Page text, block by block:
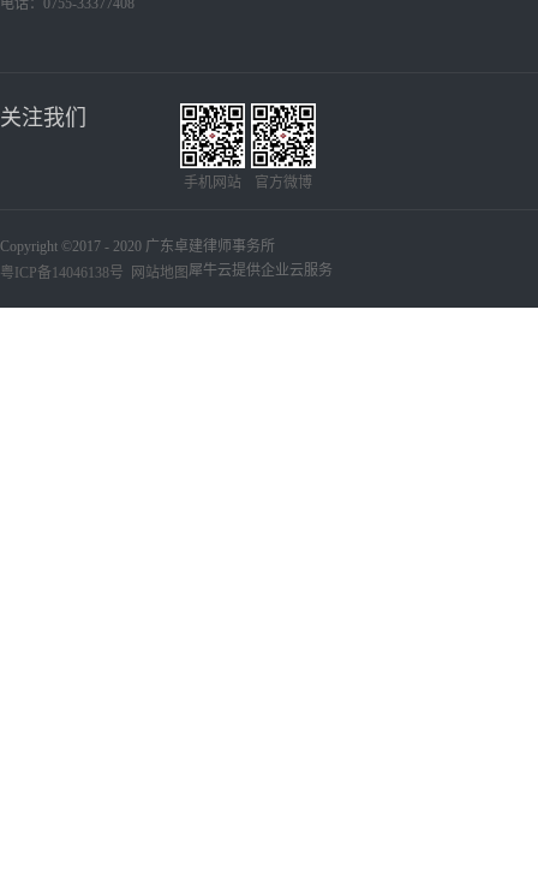
Copyright ©2017 - 2020 广东卓建律师事务所
粤ICP备14046138号 网站地图 犀牛云提供企业云服务
电话：0755-33377408
关注我们
手机网站 官方微博